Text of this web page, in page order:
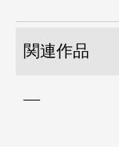
関連作品
―